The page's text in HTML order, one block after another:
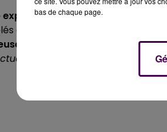
exploitation agricole
en milieu de matinée,
un
par un technicien en
bas de chaque page.